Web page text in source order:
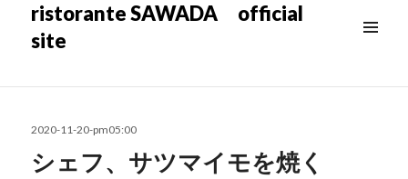
ristorante SAWADA official
site
ット
投
日:
2020-11-20-pm05:00
シェフ、サツマイモを焼く